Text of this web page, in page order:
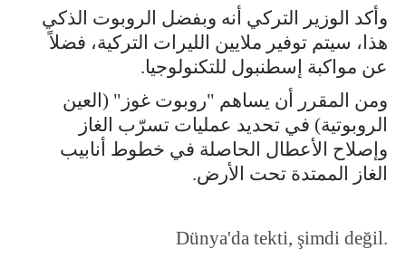
وأكد الوزير التركي أنه وبفضل الروبوت الذكي
هذا، سيتم توفير ملايين الليرات التركية، فضلاً
عن مواكبة إسطنبول للتكنولوجيا.
ومن المقرر أن يساهم "روبوت غوز" (العين
الروبوتية) في تحديد عمليات تسرّب الغاز
وإصلاح الأعطال الحاصلة في خطوط أنابيب
الغاز الممتدة تحت الأرض.
Dünya'da tekti, şimdi değil.